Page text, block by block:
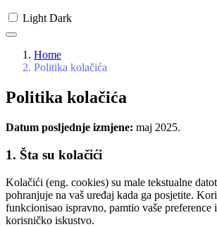
Light Dark
Home
Politika kolačića
Politika kolačića
Datum posljednje izmjene: maj 2025.
1. Šta su kolačići
Kolačići (eng. cookies) su male tekstualne
pohranjuje na vaš uređaj kada ga posjetite.
funkcionisao ispravno, pamtio vaše preference
korisničko iskustvo.